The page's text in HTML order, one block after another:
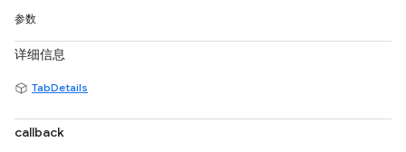
参数
详细信息
TabDetails
callback